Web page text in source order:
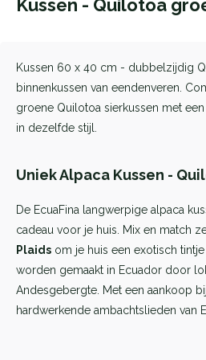
Kussen - Quilotoa
Kussen 60 x 40 cm - dubbelzijdig
binnenkussen van eendenveren.
groene Quilotoa sierkussen met
in dezelfde stijl.
Uniek Alpaca Kussen -
De EcuaFina langwerpige alpaca
cadeau voor je huis. Mix en match
Plaids om je huis een exotisch
worden gemaakt in Ecuador door
Andesgebergte. Met een aankoop
hardwerkende ambachtslieden van